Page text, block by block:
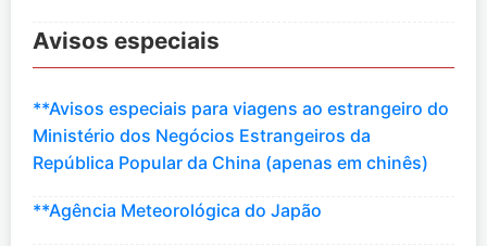
Avisos especiais
**Avisos especiais para viagens ao estrangeiro do
Ministério dos Negócios Estrangeiros da
República Popular da China (apenas em chinês)
**Agência Meteorológica do Japão